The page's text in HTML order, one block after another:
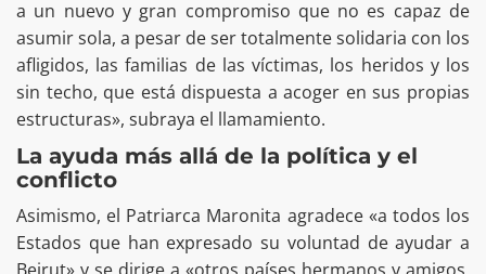
a un nuevo y gran compromiso que no es capaz de
asumir sola, a pesar de ser totalmente solidaria con los
afligidos, las familias de las víctimas, los heridos y los
sin techo, que está dispuesta a acoger en sus propias
estructuras», subraya el llamamiento.
La ayuda más allá de la política y el
conflicto
Asimismo, el Patriarca Maronita agradece «a todos los
Estados que han expresado su voluntad de ayudar a